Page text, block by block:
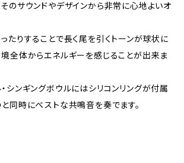
のサウンドやデザインから非常に心地よいオ
たりすることで長く尾を引くトーンが球状に
境全体からエネルギーを感じることが出来ま
シンギングボウルにはシリコンリングが付属
同時にベストな共鳴音を奏でます。